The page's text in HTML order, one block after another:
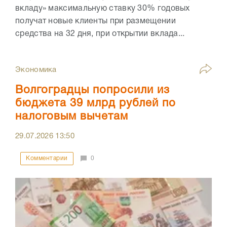
вкладу» максимальную ставку 30% годовых
получат новые клиенты при размещении
средства на 32 дня, при открытии вклада...
Экономика
Волгоградцы попросили из
бюджета 39 млрд рублей по
налоговым вычетам
29.07.2026 13:50
Комментарии 0